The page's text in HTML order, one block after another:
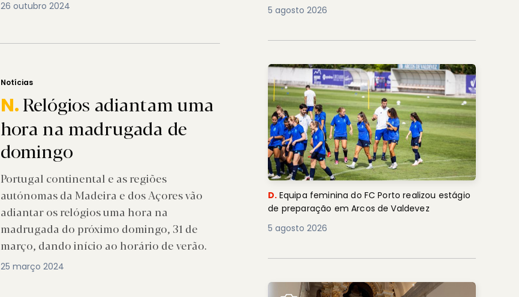
26 outubro 2024
Notícias
N.Relógios adiantam uma
hora na madrugada de
domingo
Portugal continental e as regiões
autónomas da Madeira e dos Açores vão
adiantar os relógios uma hora na
madrugada do próximo domingo, 31 de
março, dando início ao horário de verão.
25 março 2024
5 agosto 2026
D. Equipa feminina do FC Porto realizou estágio
de preparação em Arcos de Valdevez
5 agosto 2026